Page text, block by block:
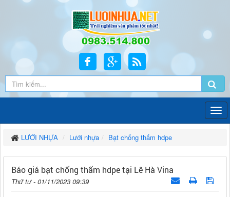
LƯỚI NHỰA Lưới nhựa Bạt chống thấm hdpe
Báo giá bạt chống thấm hdpe tại Lê Hà Vina
Thứ tư - 01/11/2023 09:39